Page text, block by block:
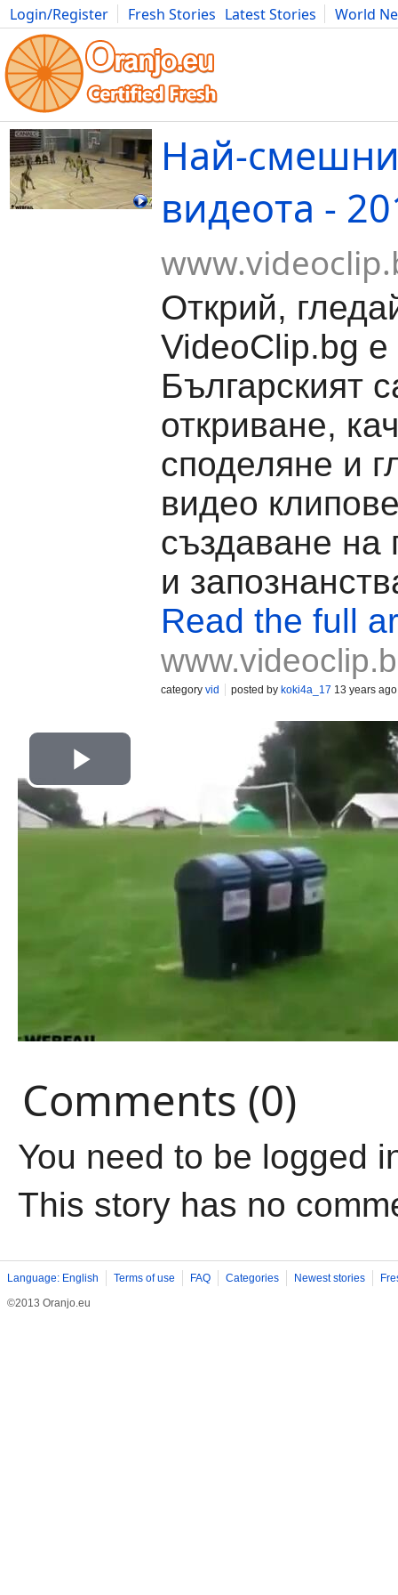
Login/Register Fresh Stories Latest Stories
World
Movies Anime Music Art Cars Advice Science
Най-
видеота -
Открий,
VideoClip.bg е
Българският
откриване,
споделяне и
видео
създаване на
и
Read the full
category vid posted by koki4a_17 13 years ago
Comments (0)
You need to be logged
This story has no
Language: English Terms of use FAQ Categories Newest stories
©2013 Oranjo.eu